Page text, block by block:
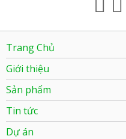
Trang Chủ
Giới thiệu
Sản phẩm
Tin tức
Dự án